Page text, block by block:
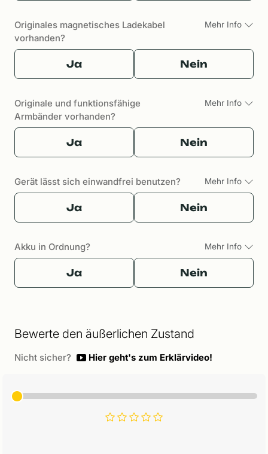
Originales magnetisches Ladekabel
vorhanden?
Mehr Info
Ja Nein
Originale und funktionsfähige
Armbänder vorhanden?
Mehr Info
Ja Nein
Gerät lässt sich einwandfrei benutzen? Mehr Info
Ja Nein
Akku in Ordnung? Mehr Info
Ja Nein
Bewerte den äußerlichen Zustand
Nicht sicher? Hier geht's zum Erklärvideo!